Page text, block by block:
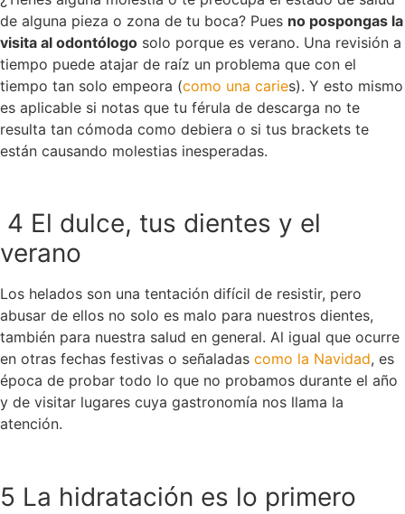
de alguna pieza o zona de tu boca? Pues no pospongas la
visita al odontólogo solo porque es verano. Una revisión a
tiempo puede atajar de raíz un problema que con el
tiempo tan solo empeora (como una caries). Y esto mismo
es aplicable si notas que tu férula de descarga no te
resulta tan cómoda como debiera o si tus brackets te
están causando molestias inesperadas.
4 El dulce, tus dientes y el
verano
Los helados son una tentación difícil de resistir, pero
abusar de ellos no solo es malo para nuestros dientes,
también para nuestra salud en general. Al igual que ocurre
en otras fechas festivas o señaladas como la Navidad, es
época de probar todo lo que no probamos durante el año
y de visitar lugares cuya gastronomía nos llama la
atención.
5 La hidratación es lo primero